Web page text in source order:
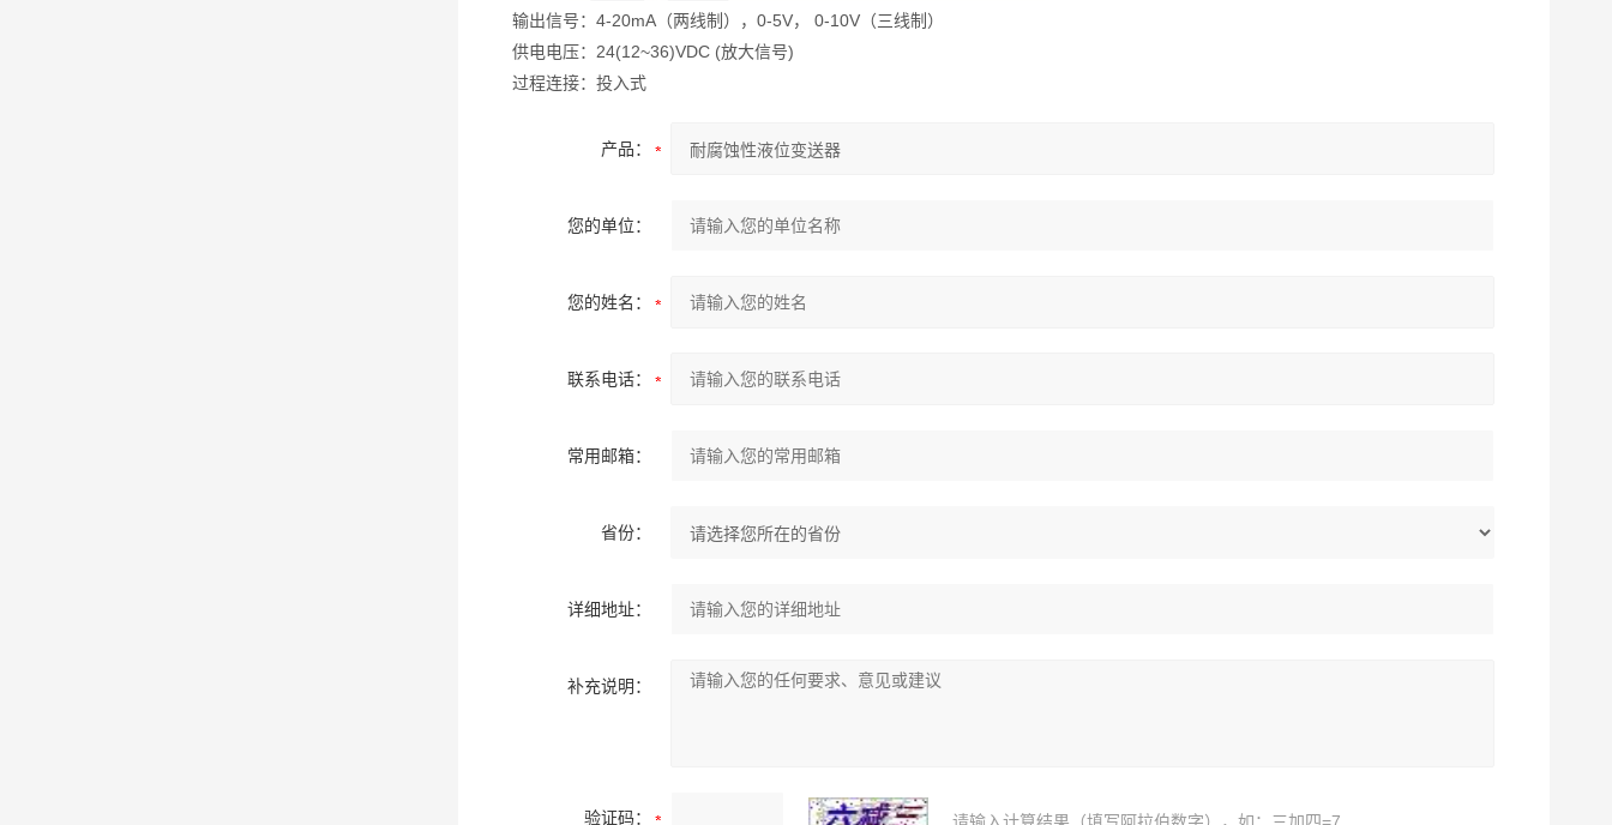
输出信号：4-20mA（两线制），0-5V， 0-10V（三线制）
供电电压：24(12~36)VDC (放大信号)
过程连接：投入式
产品：
您的单位：
您的姓名：
联系电话：
常用邮箱：
省份：
详细地址：
补充说明：
验证码：